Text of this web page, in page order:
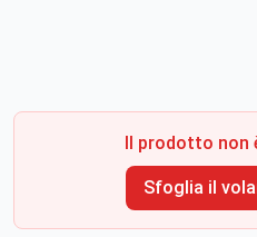
Il prodotto non
Sfoglia il